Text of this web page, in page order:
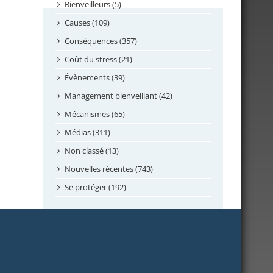
septembre 2024
août 2024
juillet 2024
juin 2024
mai 2024
avril 2024
février 2024
janvier 2024
novembre 2023
octobre 2023
septembre 2023
Bienveilleurs (5)
Causes (109)
Conséquences (357)
Coût du stress (21)
Évènements (39)
Management bienveillant (42)
Mécanismes (65)
Médias (311)
Non classé (13)
Nouvelles récentes (743)
Se protéger (192)